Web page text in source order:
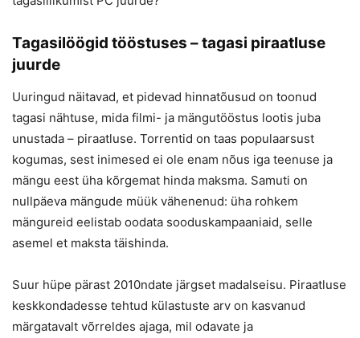
Tagasilöögid tööstuses – tagasi piraatluse
juurde
Uuringud näitavad, et pidevad hinnatõusud on toonud
tagasi nähtuse, mida filmi- ja mängutööstus lootis juba
unustada – piraatluse. Torrentid on taas populaarsust
kogumas, sest inimesed ei ole enam nõus iga teenuse ja
mängu eest üha kõrgemat hinda maksma. Samuti on
nullpäeva mängude müük vähenenud: üha rohkem
mängureid eelistab oodata sooduskampaaniaid, selle
asemel et maksta täishinda.
Suur hüpe pärast 2010ndate järgset madalseisu. Piraatluse
keskkondadesse tehtud külastuste arv on kasvanud
märgatavalt võrreldes ajaga, mil odavate ja